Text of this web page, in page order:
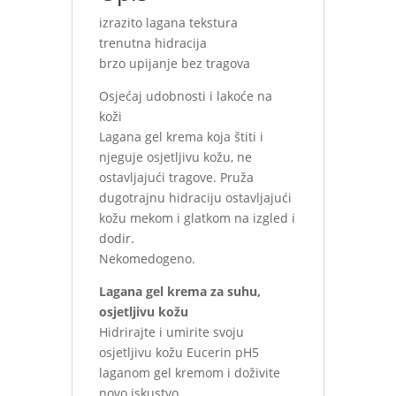
izrazito lagana tekstura
trenutna hidracija
brzo upijanje bez tragova
Osjećaj udobnosti i lakoće na
koži
Lagana gel krema koja štiti i
njeguje osjetljivu kožu, ne
ostavljajući tragove. Pruža
dugotrajnu hidraciju ostavljajući
kožu mekom i glatkom na izgled i
dodir.
Nekomedogeno.
Lagana gel krema za suhu,
osjetljivu kožu
Hidrirajte i umirite svoju
osjetljivu kožu Eucerin pH5
laganom gel kremom i doživite